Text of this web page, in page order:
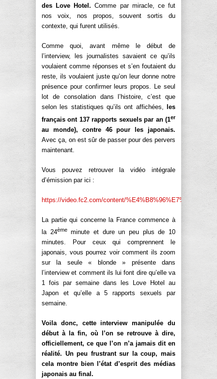
des Love Hotel. Comme par miracle, ce fut
nos voix, nos propos, souvent sortis du
contexte, qui furent utilisés.
Comme quoi, avant même le début de
l’interview, les journalistes savaient ce qu’ils
voulaient comme réponses et s’en foutaient du
reste, ils voulaient juste qu’on leur donne notre
présence pour confirmer leurs propos. Le seul
lot de consolation dans l’histoire, c’est que
selon les statistiques qu’ils ont affichées,
les
français ont 137 rapports sexuels par an (1er
au monde), contre 46 pour les japonais.
Avec ça, on est sûr de passer pour des pervers
maintenant.
Vous pouvez retrouver la vidéo intégrale
d’émission par ici :
https://video.fc2.com/content/
La partie qui concerne la France commence à
la 24èmeminute et dure un peu plus de 10
minutes. Pour ceux qui comprennent le
japonais, vous pourrez voir comment ils zoom
sur la seule « blonde » présente dans
l’interview et comment ils lui font dire qu’elle va
1 fois par semaine dans les Love Hotel au
Japon et qu’elle a 5 rapports sexuels par
semaine.
Voila donc, cette interview manipulée du
début à la fin, où l’on se retrouve à dire,
officiellement, ce que l’on n’a jamais dit en
réalité. Un peu frustrant sur la coup, mais
cela montre bien l’état d’esprit des médias
japonais au final.